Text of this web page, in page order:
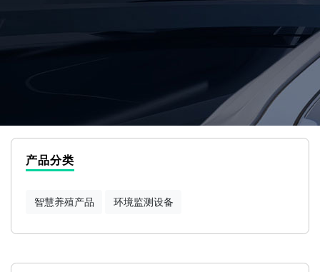
产品分类
智慧养殖产品 环境监测设备